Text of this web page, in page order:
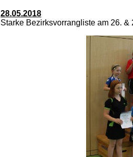
28.05.2018
Starke Bezirksvorrangliste am 26.